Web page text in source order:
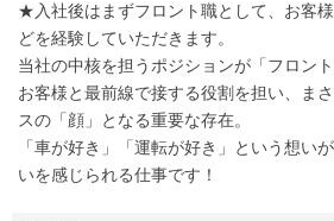
★入社後はまずフロント職として、お客
どを経験していただきます。
当社の中核を担うポジションが「フロント
お客様と最前線で接する役割を担い、ま
スの「顔」となる重要な存在。
「車が好き」「運転が好き」という想い
いを感じられる仕事です！